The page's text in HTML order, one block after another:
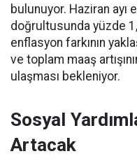
bulunuyor. Haziran
doğrultusunda yüzde
enflasyon farkının
ve toplam maaş
ulaşması bekleniyor.
Sosyal
Artacak